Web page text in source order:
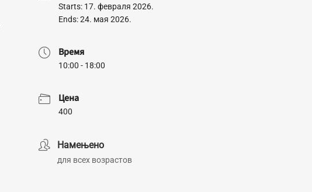
Starts: 17. февраля 2026.
Ends: 24. мая 2026.
Время
10:00 - 18:00
Цена
400
Намењено
для всех возрастов